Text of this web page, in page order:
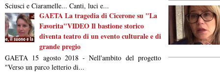
Sciusci e Ciaramelle... Canti, luci e...
GAETA La tragedia di Cicerone su "La
Favorita"VIDEO Il bastione storico
diventa teatro di un evento culturale e di
grande pregio
GAETA 15 agosto 2018 - Nell'ambito del progetto
"Verso un parco letterio di...